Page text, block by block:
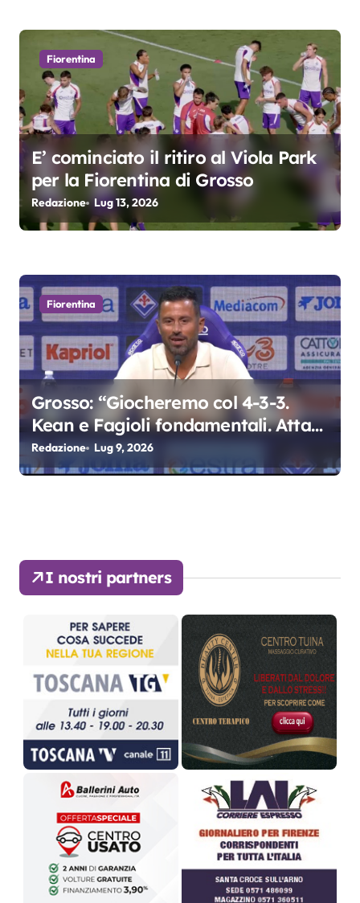
o
l
i
Fiorentina
E’ cominciato il ritiro al Viola Park
per la Fiorentina di Grosso
Redazione Lug 13, 2026
Fiorentina
Grosso: “Giocheremo col 4-3-3.
Kean e Fagioli fondamentali. Atta
grande colpo”
Redazione Lug 9, 2026
I nostri partners